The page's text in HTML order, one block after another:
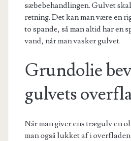
sæbebehandlingen. Gulvet
retning. Det kan man være en
to spande, så man altid har en
vand, når man vasker gulvet.
Grundolie
gulvets
Når man giver ens trægulv en
man også lukket af i